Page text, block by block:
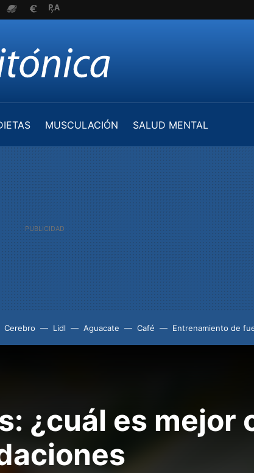
MUSCULACIÓN
SALUD MENTAL
Cerebro Lidl Aguacate Café Entrenamiento de
¿cuál es mejor